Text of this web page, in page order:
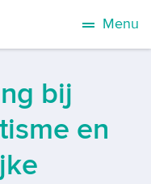
Menu
bij
en